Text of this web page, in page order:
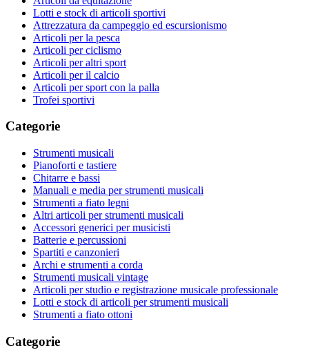
Lotti e stock di articoli sportivi
Attrezzatura da campeggio ed escursionismo
Articoli per la pesca
Articoli per ciclismo
Articoli per altri sport
Articoli per il calcio
Articoli per sport con la palla
Trofei sportivi
Categorie
Strumenti musicali
Pianoforti e tastiere
Chitarre e bassi
Manuali e media per strumenti musicali
Strumenti a fiato legni
Altri articoli per strumenti musicali
Accessori generici per musicisti
Batterie e percussioni
Spartiti e canzonieri
Archi e strumenti a corda
Strumenti musicali vintage
Articoli per studio e registrazione musicale professionale
Lotti e stock di articoli per strumenti musicali
Strumenti a fiato ottoni
Categorie